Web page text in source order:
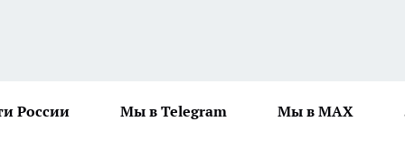
России Мы в Telegram Мы в MAX